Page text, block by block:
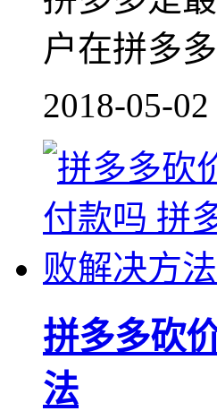
户在拼多
2018-05-02
拼多多砍
法